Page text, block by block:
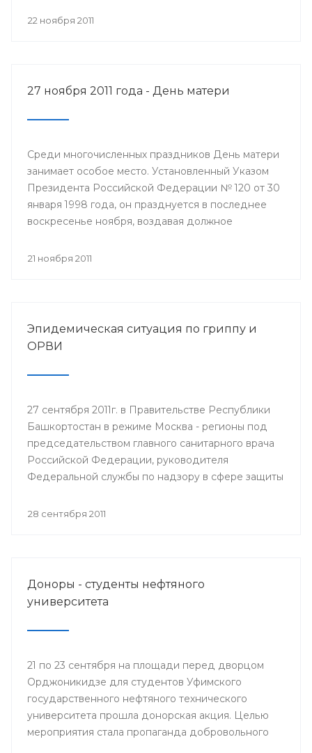
22 ноября 2011
27 ноября 2011 года - День матери
Среди многочисленных праздников День матери
занимает особое место. Установленный Указом
Президента Российской Федерации № 120 от 30
января 1998 года, он празднуется в последнее
воскресенье ноября, воздавая должное
ради блага своих детей.
21 ноября 2011
Эпидемическая ситуация по гриппу и
ОРВИ
27 сентября 2011г. в Правительстве Республики
Башкортостан в режиме Москва - регионы под
председательством главного санитарного врача
Российской Федерации, руководителя
Федеральной службы по надзору в сфере защиты
состоялось селекторное совещание
гриппу и ОРВИ и начале прививочной кампании
против гриппа в эпидсезон 2011-2012 годов».
28 сентября 2011
Доноры - студенты нефтяного
университета
21 по 23 сентября на площади перед дворцом
Орджоникидзе для студентов Уфимского
государственного нефтяного технического
университета прошла донорская акция. Целью
мероприятия стала пропаганда добровольного